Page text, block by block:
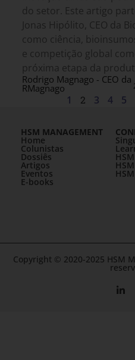
do setor. Este artigo
Jonas Hipólito, CEO da
como ciência,
e competição global
próxima etapa da
Rodrigo Magnago - CEO da
RMagnago
1 2 3 4 5
HSM MANAGEMENT
Home
Colunistas
Dossiês
Artigos
Eventos
E-books
Copyright © 2020-2025 HSM